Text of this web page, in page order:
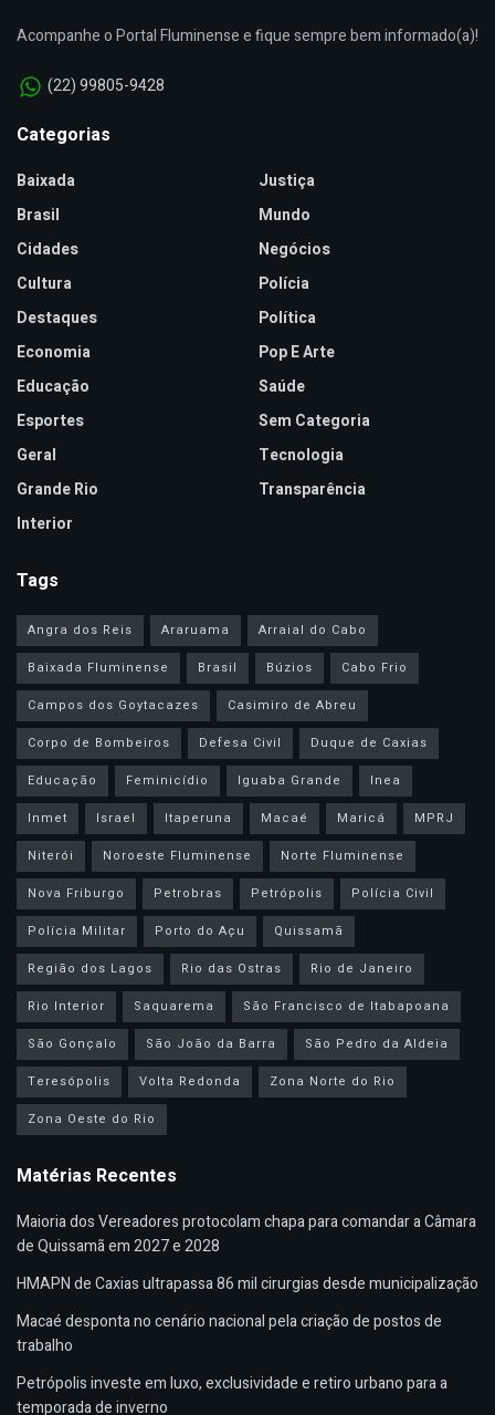
Acompanhe o Portal Fluminense e fique sempre bem informado(a)!
(22) 99805-9428
Categorias
Baixada
Brasil
Cidades
Cultura
Destaques
Economia
Educação
Esportes
Geral
Grande Rio
Interior
Justiça
Mundo
Negócios
Polícia
Política
Pop E Arte
Saúde
Sem Categoria
Tecnologia
Transparência
Tags
Angra dos Reis Araruama
Arraial do Cabo
Baixada Fluminense
Brasil Búzios
Cabo Frio
Campos dos Goytacazes
Casimiro de Abreu
Corpo de Bombeiros
Defesa Civil
Duque de Caxias
Educação
Feminicídio Iguaba Grande
Inea
Inmet
Israel Itaperuna Macaé Maricá
MPRJ
Niterói
Noroeste Fluminense
Norte Fluminense
Nova Friburgo
Petrobras Petrópolis
Polícia Civil
Polícia Militar
Porto do Açu
Quissamã
Região dos Lagos
Rio das Ostras
Rio de Janeiro
Rio Interior
Saquarema
São Francisco de Itabapoana
São Gonçalo
São João da Barra
São Pedro da Aldeia
Teresópolis
Volta Redonda
Zona Norte do Rio
Zona Oeste do Rio
Matérias Recentes
Maioria dos Vereadores protocolam chapa para comandar a Câmara
de Quissamã em 2027 e 2028
HMAPN de Caxias ultrapassa 86 mil cirurgias desde municipalização
Macaé desponta no cenário nacional pela criação de postos de
trabalho
Petrópolis investe em luxo, exclusividade e retiro urbano para a
temporada de inverno